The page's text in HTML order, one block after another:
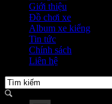
Giới thiệu
Đồ chơi xe
Album xe kiểng
Tin tức
Chính sách
Liên hệ